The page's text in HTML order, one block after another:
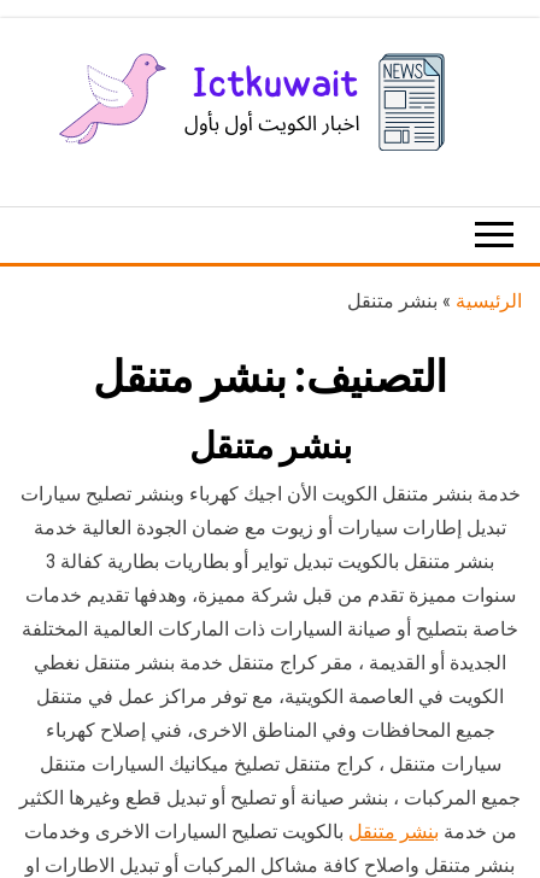
الكويت
الرئيسية » بنشر متنقل
التصنيف: بنشر متنقل
بنشر متنقل
خدمة بنشر متنقل الكويت الأن اجيك كهرباء وبنشر تصليح سيارات
تبديل إطارات سيارات أو زيوت مع ضمان الجودة العالية خدمة
بنشر متنقل بالكويت تبديل تواير أو بطاريات بطارية كفالة 3
سنوات مميزة تقدم من قبل شركة مميزة، وهدفها تقديم خدمات
خاصة بتصليح أو صيانة السيارات ذات الماركات العالمية المختلفة
الجديدة أو القديمة ، مقر كراج متنقل خدمة بنشر متنقل نغطي
الكويت في العاصمة الكويتية، مع توفر مراكز عمل في متنقل
جميع المحافظات وفي المناطق الاخرى، فني إصلاح كهرباء
سيارات متنقل ، كراج متنقل تصليخ ميكانيك السيارات متنقل
جميع المركبات ، بنشر صيانة أو تصليح أو تبديل قطع وغيرها الكثير
من خدمة بنشر متنقل بالكويت تصليح السيارات الاخرى وخدمات
بنشر متنقل واصلاح كافة مشاكل المركبات أو تبديل الاطارات او